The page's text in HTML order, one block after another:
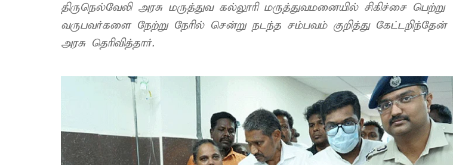
திருநெல்வேலி அரசு மருத்துவ கல்லூரி மருத்துவமனையில் சிகிச்சை பெற்று
வருபவர்களை நேற்று நேரில் சென்று நடந்த சம்பவம் குறித்து
அரசு தெரிவித்தார்.